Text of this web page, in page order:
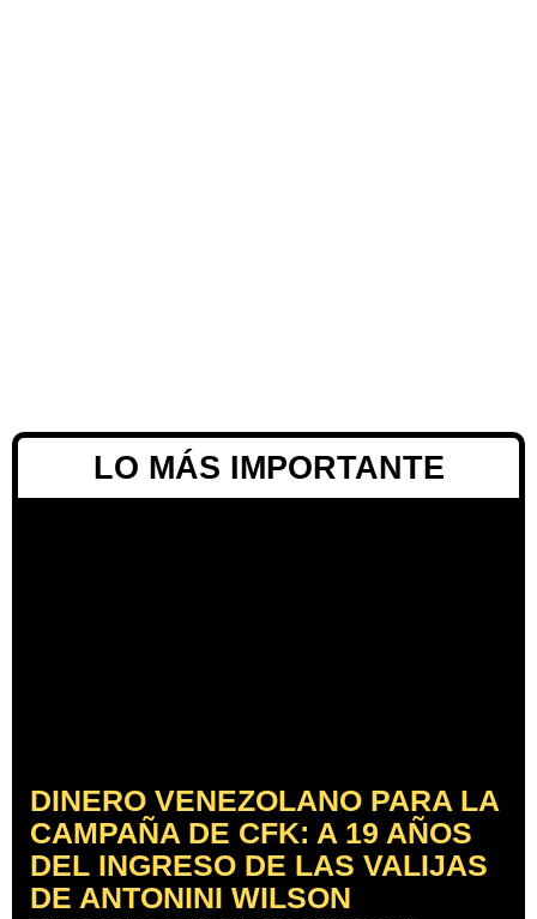
LO MÁS IMPORTANTE
DINERO VENEZOLANO PARA LA
CAMPAÑA DE CFK: A 19 AÑOS
DEL INGRESO DE LAS VALIJAS
DE ANTONINI WILSON